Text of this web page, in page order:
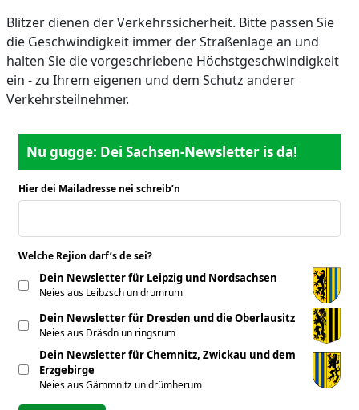
Blitzer dienen der Verkehrssicherheit. Bitte passen Sie
die Geschwindigkeit immer der Straßenlage an und
halten Sie die vorgeschriebene Höchstgeschwindigkeit
ein - zu Ihrem eigenen und dem Schutz anderer
Verkehrsteilnehmer.
Nu gugge: Dei Sachsen-Newsletter is da!
Hier dei Mailadresse nei schreib’n
Welche Rejion darf’s de sei?
Dein Newsletter für Leipzig und Nordsachsen
Neies aus Leibzsch un drumrum
Dein Newsletter für Dresden und die Oberlausitz
Neies aus Dräsdn un ringsrum
Dein Newsletter für Chemnitz, Zwickau und dem
Erzgebirge
Neies aus Gämmnitz un drümherum